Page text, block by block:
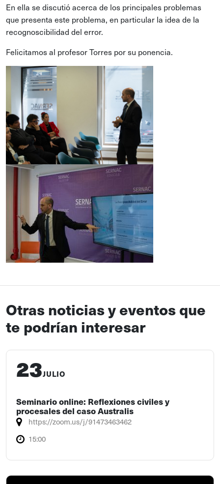
En ella se discutió acerca de los principales problemas
que presenta este problema, en particular la idea de la
recognoscibilidad del error.
Felicitamos al profesor Torres por su ponencia.
Otras noticias y eventos que
te podrían interesar
23JULIO
Seminario online: Reflexiones civiles y
procesales del caso Australis
https://zoom.us/j/91473463462
15:00